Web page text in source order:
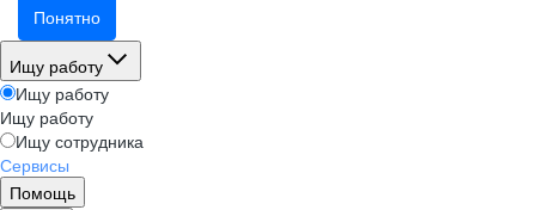
Понятно
Ищу работу
Ищу работу
Ищу работу
Ищу сотрудника
Сервисы
Помощь